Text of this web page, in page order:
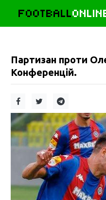
FOOTBALL
Партизан проти
Конференцій.